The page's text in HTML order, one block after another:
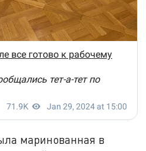
маринованная в